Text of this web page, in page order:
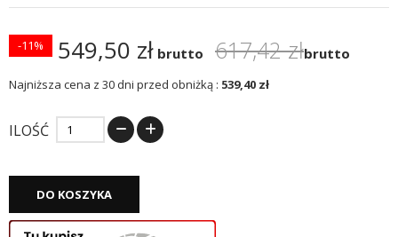
549,50 zł brutto 617,42 złbrutto
-11%
Najniższa cena z 30 dni przed obniżką : 539,40 zł
ILOŚĆ
DO KOSZYKA